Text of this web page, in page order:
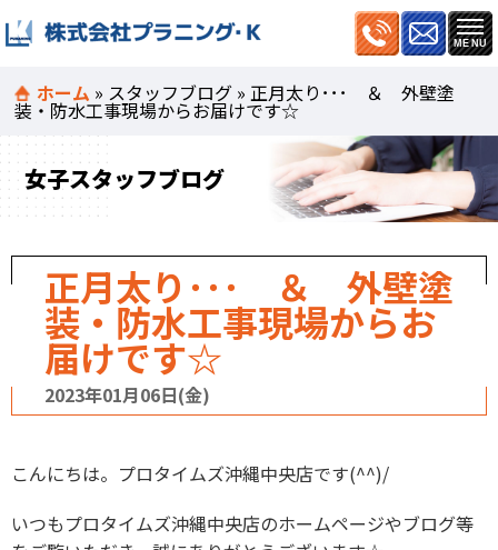
ホーム » スタッフブログ »正月太り･･･ ＆ 外壁塗
装・防水工事現場からお届けです☆
女子スタッフブログ
正月太り･･･ ＆ 外壁塗
装・防水工事現場からお
届けです☆
2023年01月06日(金)
こんにちは。プロタイムズ沖縄中央店です(^^)/
いつもプロタイムズ沖縄中央店のホームページやブログ等